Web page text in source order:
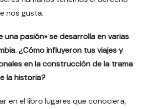
nos gusta.
una pasión» se desarrolla en varias
¿Cómo influyeron tus viajes y
en la construcción de la trama
la historia?
en el libro lugares que conociera,